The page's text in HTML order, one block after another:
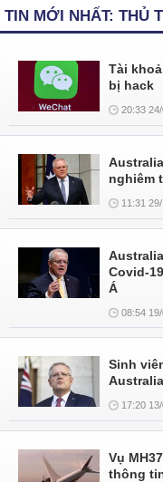
TIN MỚI NHẤT: THỦ
Tài
bị hack
20:33
nghiêm
11:31
Covid-
Á
08:54
Sinh
17:20
Vụ
thông